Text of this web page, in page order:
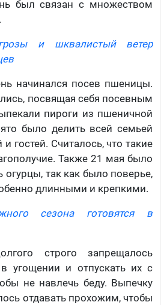
был связан с множеством
и шквалистый ветер
начинался посев пшеницы.
посвящая себя посевным
пироги из пшеничной
было делить всей семьей
гостей. Считалось, что такие
Также 21 мая было
так как было поверье,
длинными и крепкими.
сезона готовятся в
строго запрещалось
угощении и отпускать их с
не навлечь беду. Выпечку
отдавать прохожим, чтобы